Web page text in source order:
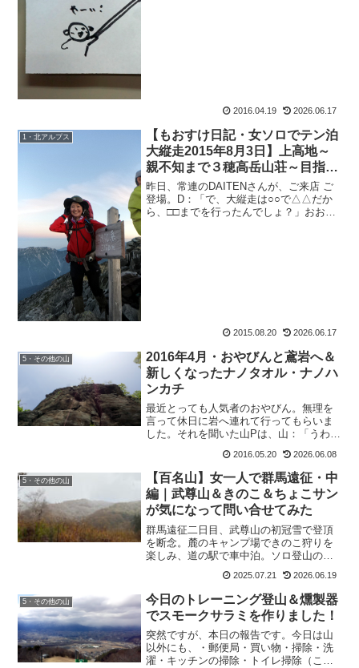
2016.04.19 2026.06.17
1・北アルプス
【もおすけ日記・女ソロでテン泊
大縦走2015年8月3日】上高地～
親不知まで３穂高岳山荘～目指せ
大キレット通過！
昨日、常連のDAITENさんが、ご来店 ご
登場。D：「で、大縦走は○○で△△だか
ら、□□までを行ったんでしょ？」おお
2015.08.20 2026.06.17
5・その他の山
2016年4月・おやびんと鳶岩へ＆
新しくなったナノタオル・ナノハ
ンカチ
最近とっても人気者のおやびん。無理を
言って休日に岩へ連れて行ってもらいま
した。それを聞いた山Pは、山：「うわ、
いいないいないいなーーー。」と連発し
てました。確実に私が連れて行ってもら
うより、山Pが行った方...
2016.05.20 2026.06.08
5・その他の山
【百名山】女一人で群馬遠征・中
編｜武尊山＆きのこ＆ちょこサン
が気になって問い合せてみた
群馬遠征二日目、武尊山の初冠雪で登頂
を断念。麓のキャンプ場できのこ狩りを
楽しみ、道の駅で車中泊。ソロ登山の安
2025.07.21 2026.06.19
5・その他の山
今日のトレーニング登山＆燻製器
でスモークサラミを作りました！
突然ですが、本日の報告です。今日は山
以外にも、・郵便局・買い物・掃除・洗
濯・キッチンの掃除・トイレ掃除（この